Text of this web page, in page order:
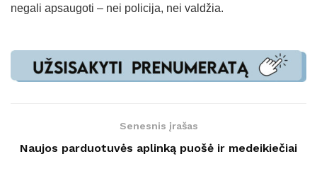
negali apsaugoti – nei policija, nei valdžia.
Senesnis įrašas
Naujos parduotuvės aplinką puošė ir medeikiečiai